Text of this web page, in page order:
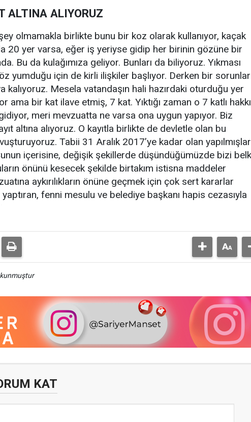
ALTINA ALIYORUZ
olmamakla birlikte bunu bir koz olarak kullanıyor, kaçak
20 yer varsa, eğer iş yeriyse gidip her birinin gözüne bir
Bu da kulağımıza geliyor. Bunları da biliyoruz. Yıkması
yumduğu için de kirli ilişkiler başlıyor. Derken bir sorunlar
kalıyoruz. Mesela vatandaşın hali hazırdaki oturduğu yer
ama bir kat ilave etmiş, 7 kat. Yıktığı zaman o 7 katlı hakkı
meri mevzuatta ne varsa ona uygun yapıyor. Biz
altına alıyoruz. O kayıtla birlikte de devletle olan bu
Tabii 31 Aralık 2017’ye kadar olan
içerisine, değişik şekillerde düşündüğümüzde bizi
önünü kesecek şekilde birtakım istisna maddeler
aykırılıkların önüne geçmek için çok sert kararlar
yaptıran, fenni mesulu ve belediye başkanı hapis cezasıyla
KAT